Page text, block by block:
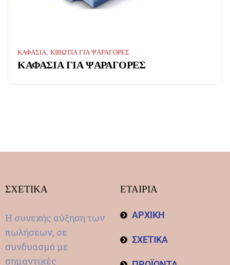
ΚΑΦΑΣΙΑ, ΚΙΒΩΤΙΑ ΓΙΑ ΨΑΡΑΓΟΡΕΣ
ΚΑΦΑΣΙΑ ΓΙΑ ΨΑΡΑΓΟΡΕΣ
ΣΧΕΤΙΚΑ
Η συνεχής αύξηση των
πωλήσεων, σε
συνδυασμό με
σημαντικές
ΕΤΑΙΡΙΑ
ΑΡΧΙΚΗ
ΣΧΕΤΙΚΑ